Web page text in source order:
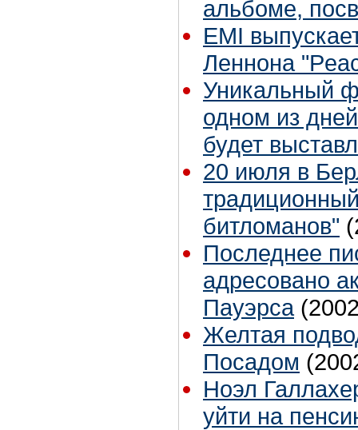
альбоме,
EMI
Леннона
Уникальный
одном из
будет
20 июля в
битломанов"
Последнее
адресовано
Пауэрса
Желтая
Посадом
Ноэл
уйти на